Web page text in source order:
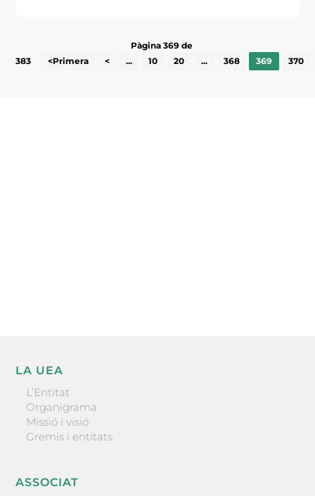
Pàgina 369 de
383
<Primera < ... 10 20 ... 368 369 370
LA UEA
L’Entitat
Organigrama
Missió i visió
Gremis i entitats
ASSOCIAT